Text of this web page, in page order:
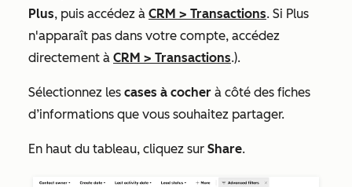
Plus, puis accédez à CRM > Transactions. Si Plus
n'apparaît pas dans votre compte, accédez
directement à CRM > Transactions.).
Sélectionnez les cases à cocher à côté des fiches
d’informations que vous souhaitez partager.
En haut du tableau, cliquez sur Share.